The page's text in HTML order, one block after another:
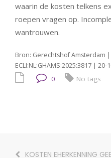
waarin de kosten telkens
roepen vragen op.
wantrouwen.
Bron: Gerechtshof Amsterdam
ECLI:NL:GHAMS:2025:3817 | 20-
0 No tags
KOSTEN EHERKENNING